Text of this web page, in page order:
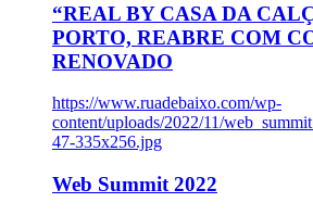
“REAL BY CASA DA
PORTO, REABRE COM
RENOVADO
https://www.ruadebaixo.com/wp-
content/uploads/2022/11/
47-335x256.jpg
Web Summit 2022